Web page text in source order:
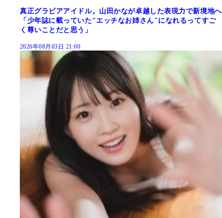
真正グラビアアイドル。山田かなが卓越した表現力で新境地へ
「少年誌に載っていた"エッチなお姉さん"になれるってすご
く尊いことだと思う」
2026年08月03日 21:00